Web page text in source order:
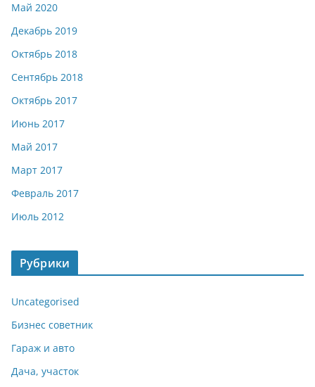
Май 2020
Декабрь 2019
Октябрь 2018
Сентябрь 2018
Октябрь 2017
Июнь 2017
Май 2017
Март 2017
Февраль 2017
Июль 2012
Рубрики
Uncategorised
Бизнес советник
Гараж и авто
Дача, участок